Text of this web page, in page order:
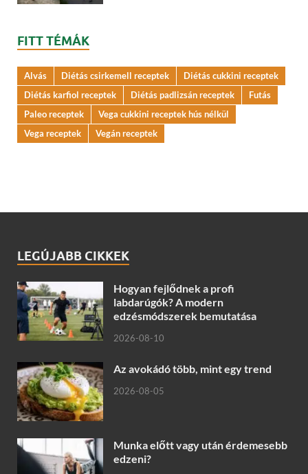
FITT TÉMÁK
Alvás Diétás csirkemell receptek
Diétás cukkini receptek
Diétás karfiol receptek
Diétás padlizsán receptek
Futás
Paleo receptek
Vega cukkini receptek hús nélkül
Vega receptek
Vegán receptek
LEGÚJABB CIKKEK
Hogyan fejlődnek a profi
labdarúgók? A modern
edzésmódszerek bemutatása
2026-08-10
Az avokádó több, mint egy trend
2026-08-05
Munka előtt vagy után érdemesebb
edzeni?